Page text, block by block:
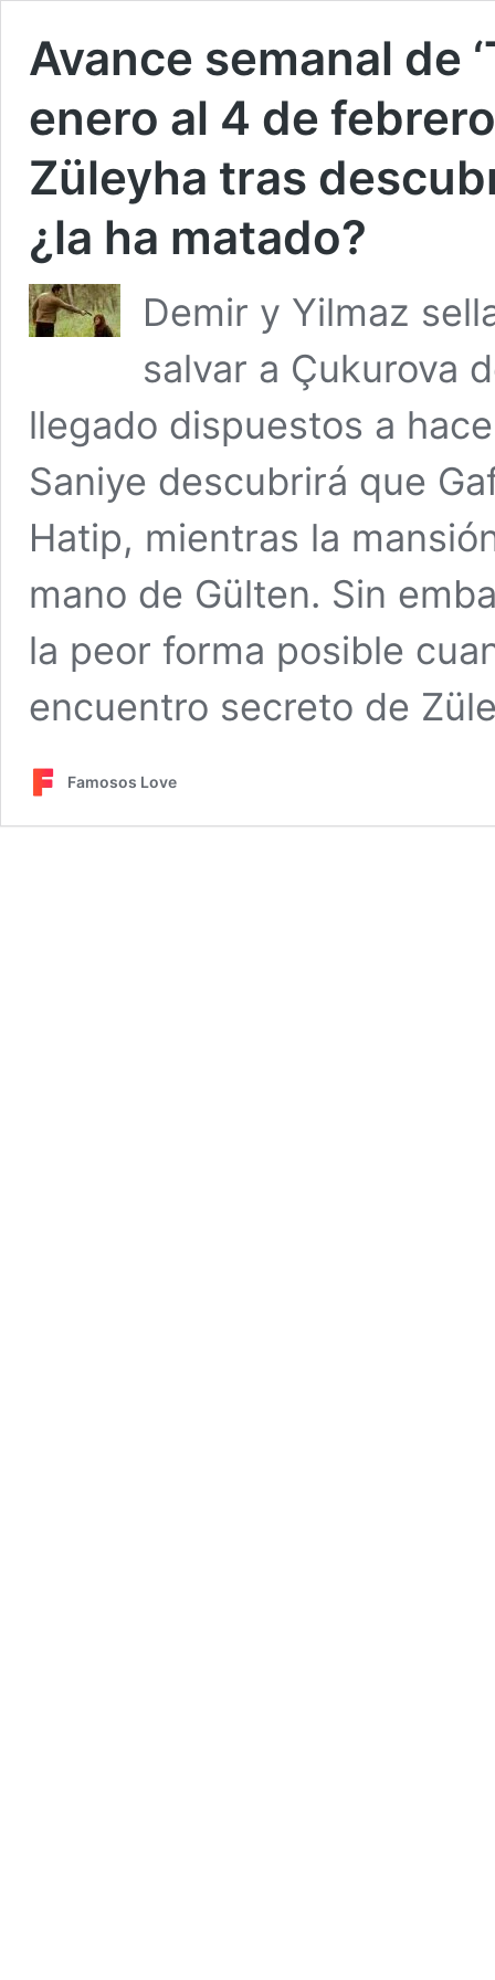
Avance semanal de
enero al 4 de
Züleyha tras
¿la ha matado?
Demir y Yilmaz
salvar a Çukurova
llegado dispuestos a
Saniye descubrirá que
Hatip, mientras la
mano de Gülten. Sin
la peor forma posible
encuentro secreto de
Famosos Love